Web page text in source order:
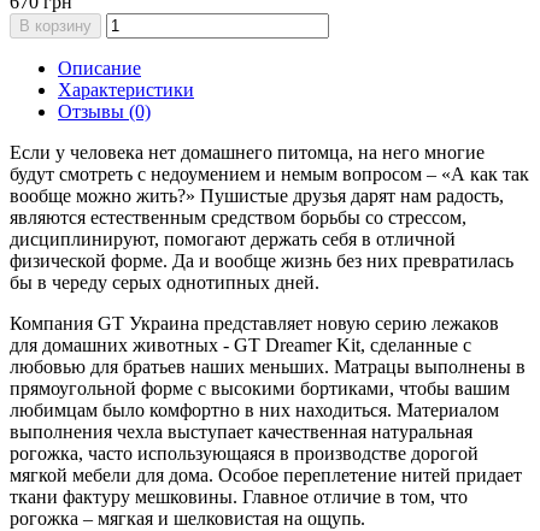
В корзину
Описание
Характеристики
Отзывы (0)
Если у человека нет домашнего питомца, на него многие
будут смотреть с недоумением и немым вопросом – «А как так
вообще можно жить?» Пушистые друзья дарят нам радость,
являются естественным средством борьбы со стрессом,
дисциплинируют, помогают держать себя в отличной
физической форме. Да и вообще жизнь без них превратилась
бы в череду серых однотипных дней.
Компания GT Украина представляет новую серию лежаков
для домашних животных - GT Dreamer Kit, сделанные с
любовью для братьев наших меньших. Матрацы выполнены в
прямоугольной форме с высокими бортиками, чтобы вашим
любимцам было комфортно в них находиться. Материалом
выполнения чехла выступает качественная натуральная
рогожка, часто использующаяся в производстве дорогой
мягкой мебели для дома. Особое переплетение нитей придает
ткани фактуру мешковины. Главное отличие в том, что
рогожка – мягкая и шелковистая на ощупь.